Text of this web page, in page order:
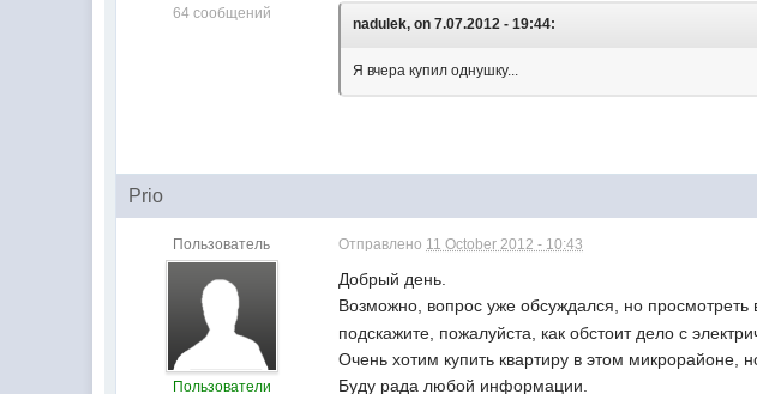
64 сообщений
nadulek, on 7.07.2012 - 19:44:
Я вчера купил однушку...
Prio
Пользователь
Пользователи
Отправлено 11 October 2012 - 10:43
Добрый день.
Возможно, вопрос уже обсуждался, но
подскажите, пожалуйста, как обстоит дело с
Очень хотим купить квартиру в этом микрорайоне,
Буду рада любой информации.